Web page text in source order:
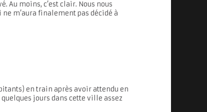
Au moins, c’est clair. Nous nous
m’aura finalement pas décidé à
en train après avoir attendu en
quelques jours dans cette ville assez